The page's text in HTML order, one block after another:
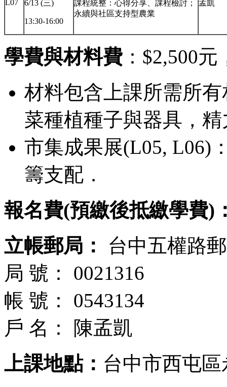
L07 6/13 (三)
13:30-16:00
課程統整：心得分享、課程檢討；
永續與社區支持型農業
孟凱
學費與材料費 ：$2,500元
材料包含上課所需所
菜種植種子與器具，
市集成果展(L05, L06)
籌支配．
報名費(預繳後抵繳學費)
立帳郵局：
台中五權路
局 號： 0021316
帳 號： 0543134
戶 名： 陳孟凱
上課地點： 台中市西屯